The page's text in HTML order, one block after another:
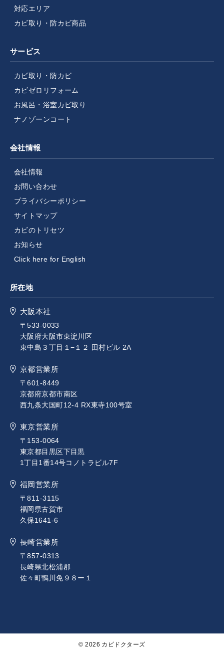
対応エリア
カビ取り・防カビ商品
サービス
カビ取り・防カビ
カビゼロリフォーム
お風呂・浴室カビ取り
ナノゾーンコート
会社情報
会社情報
お問い合わせ
プライバシーポリシー
サイトマップ
カビのトリセツ
お知らせ
Click here for English
所在地
大阪本社
〒533-0033
大阪府大阪市東淀川区
東中島３丁目１−１２ 田村ビル 2A
京都営業所
〒601-8449
京都府京都市南区
西九条大国町12-4 RX東寺100号室
東京営業所
〒153-0064
東京都目黒区下目黒
1丁目1番14号コノトラビル7F
福岡営業所
〒811-3115
福岡県古賀市
久保1641-6
長崎営業所
〒857-0313
長崎県北松浦郡
佐々町鴨川免９８ー１
© 2026 カビドクターズ